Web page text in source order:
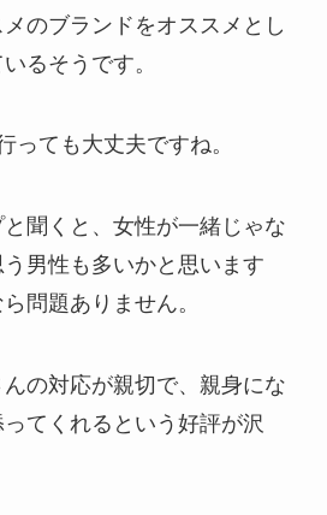
のブランドをオススメとし
るそうです。
っても大丈夫ですね。
聞くと、女性が一緒じゃな
男性も多いかと思います
問題ありません。
の対応が親切で、親身にな
てくれるという好評が沢